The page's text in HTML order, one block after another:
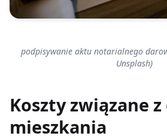
podpisywanie aktu notarialnego
Unsplash)
Koszty związane
mieszkania